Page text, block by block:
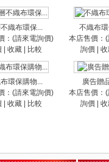
織布環保...
：(請來電詢價)
收藏 比較
不織布
本店售價：
詢價
環保購物...
：(請來電詢價)
收藏 比較
廣告贈
本店售價：
詢價